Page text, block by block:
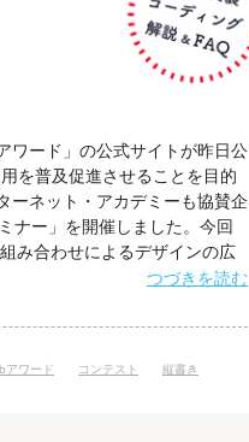
ワード」の公式サイトが昨日公
を普及促進させることを目的
ーネット・アカデミーも協賛企
ナー」を開催しました。今回
み合わせによるデザインの広
テストの趣旨に則り、縦書き
つづきを読む
アワード コンテスト 縦書き